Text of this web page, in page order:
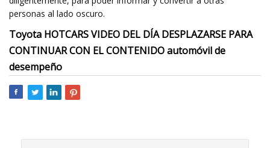
personas al lado oscuro.
Toyota HOTCARS VIDEO DEL DÍA DESPLAZARSE PARA
CONTINUAR CON EL CONTENIDO automóvil de
desempeño